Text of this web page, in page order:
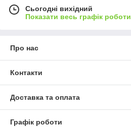
Сьогодні вихідний
Показати весь графік роботи
Про нас
Контакти
Доставка та оплата
Графік роботи